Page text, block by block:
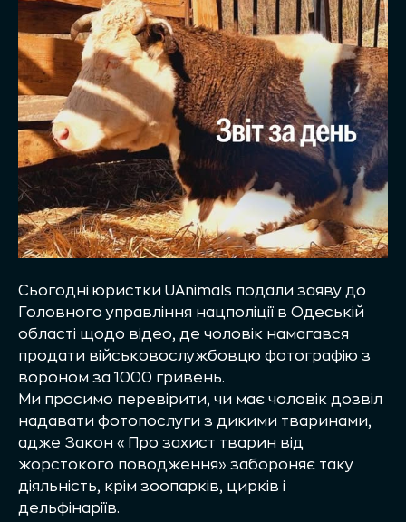
Сьогодні юристки UAnimals подали заяву до
Головного управління нацполіції в Одеській
області щодо відео, де чоловік намагався
продати військовослужбовцю фотографію з
вороном за 1000 гривень.
Ми просимо перевірити, чи має чоловік дозвіл
надавати фотопослуги з дикими тваринами,
адже Закон «Про захист тварин від
жорстокого поводження» забороняє таку
діяльність, крім зоопарків, цирків і
дельфінаріїв.